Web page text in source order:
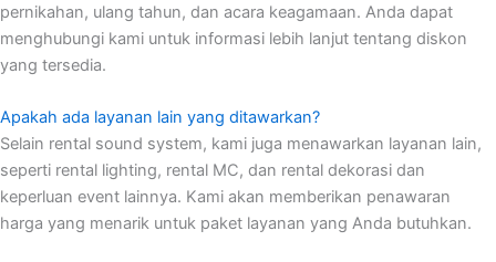
pernikahan, ulang tahun, dan acara keagamaan. Anda dapat
menghubungi kami untuk informasi lebih lanjut tentang diskon
yang tersedia.
Apakah ada layanan lain yang ditawarkan?
Selain rental sound system, kami juga menawarkan layanan lain,
seperti rental lighting, rental MC, dan rental dekorasi dan
keperluan event lainnya. Kami akan memberikan penawaran
harga yang menarik untuk paket layanan yang Anda butuhkan.